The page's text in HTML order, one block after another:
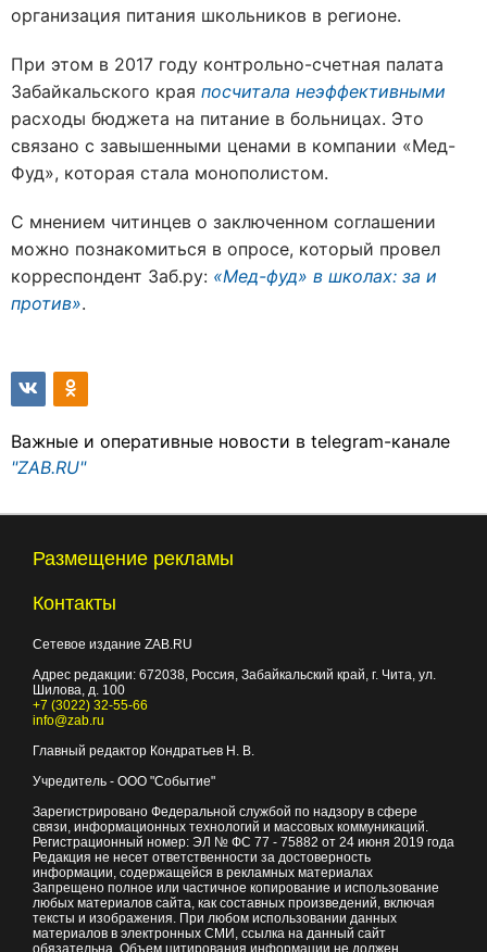
организация питания школьников в регионе.
При этом в 2017 году контрольно-счетная палата
Забайкальского края посчитала неэффективными
расходы бюджета на питание в больницах. Это
связано с завышенными ценами в компании «Мед-
Фуд», которая стала монополистом.
С мнением читинцев о заключенном соглашении
можно познакомиться в опросе, который провел
корреспондент Заб.ру: «Мед-фуд» в школах: за и
против».
Важные и оперативные новости в telegram-канале
"ZAB.RU"
Размещение рекламы
Контакты
Сетевое издание ZAB.RU
Адрес редакции: 672038, Россия, Забайкальский край, г. Чита, ул.
Шилова, д. 100
+7 (3022) 32-55-66
info@zab.ru
Главный редактор Кондратьев Н. В.
Учредитель - ООО "Событие"
Зарегистрировано Федеральной службой по надзору в сфере
связи, информационных технологий и массовых коммуникаций.
Регистрационный номер: ЭЛ № ФС 77 - 75882 от 24 июня 2019 года
Редакция не несет ответственности за достоверность
информации, содержащейся в рекламных материалах
Запрещено полное или частичное копирование и использование
любых материалов сайта, как составных произведений, включая
тексты и изображения. При любом использовании данных
материалов в электронных СМИ, ссылка на данный сайт
обязательна. Объем цитирования информации не должен